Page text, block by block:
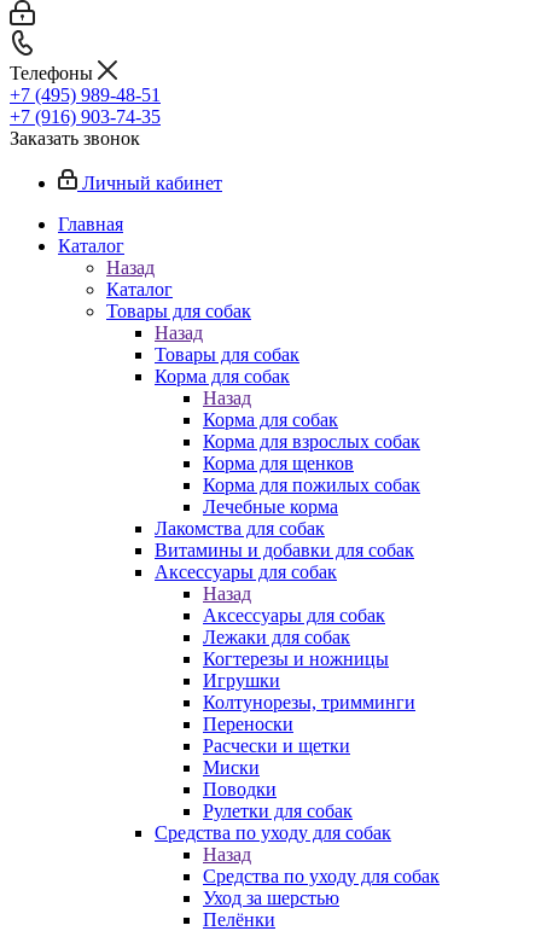
Телефоны
+7 (495) 989-48-51
+7 (916) 903-74-35
Заказать звонок
Личный кабинет
Главная
Каталог
Назад
Каталог
Товары для собак
Назад
Товары для собак
Корма для собак
Назад
Корма для собак
Корма для взрослых собак
Корма для щенков
Корма для пожилых собак
Лечебные корма
Лакомства для собак
Витамины и добавки для собак
Аксессуары для собак
Назад
Аксессуары для собак
Лежаки для собак
Когтерезы и ножницы
Игрушки
Колтунорезы, тримминги
Переноски
Расчески и щетки
Миски
Поводки
Рулетки для собак
Средства по уходу для собак
Назад
Средства по уходу для собак
Уход за шерстью
Пелёнки